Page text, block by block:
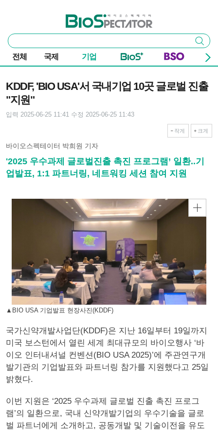
바이오스펙테이터
통
합
검
색
검색
전체 국제 기업
KDDF, 'BIO USA'서 국내기업 10곳 글로벌 진출
"지원"
입력 2025-06-25 11:41 수정 2025-06-25 11:43
작게 크게
바이오스펙테이터 박희원 기자
'2025 우수과제 글로벌진출 촉진 프로그램’ 일환..기
업발표, 1:1 파트너링, 네트워킹 세션 참여 지원
▲BIO USA 기업발표 현장사진(KDDF)
국가신약개발사업단(KDDF)은 지난 16일부터 19일까지
미국 보스턴에서 열린 세계 최대규모의 바이오행사 ‘바
이오 인터내셔널 컨벤션(BIO USA 2025)’에 주관연구개
발기관의 기업발표와 파트너링 참가를 지원했다고 25일
밝혔다.
이번 지원은 ‘2025 우수과제 글로벌 진출 촉진 프로그
램’의 일환으로, 국내 신약개발기업의 우수기술을 글로
벌 파트너에게 소개하고, 공동개발 및 기술이전을 유도